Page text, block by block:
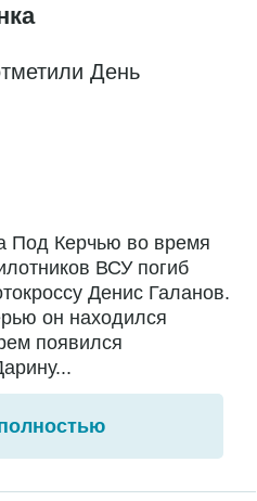
День
Под Керчью во время
ВСУ погиб
Денис Галанов.
он находился
появился